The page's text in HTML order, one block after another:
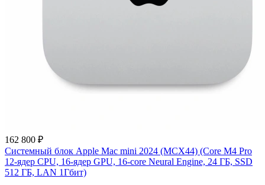
162 800 ₽
Системный блок Apple Mac mini 2024 (MCX44) (Core M4 Pro
12-ядер CPU, 16-ядер GPU, 16-core Neural Engine, 24 ГБ, SSD
512 ГБ, LAN 1Гбит)